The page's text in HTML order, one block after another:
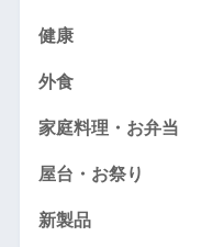
健康
外食
家庭料理・お弁当
屋台・お祭り
新製品